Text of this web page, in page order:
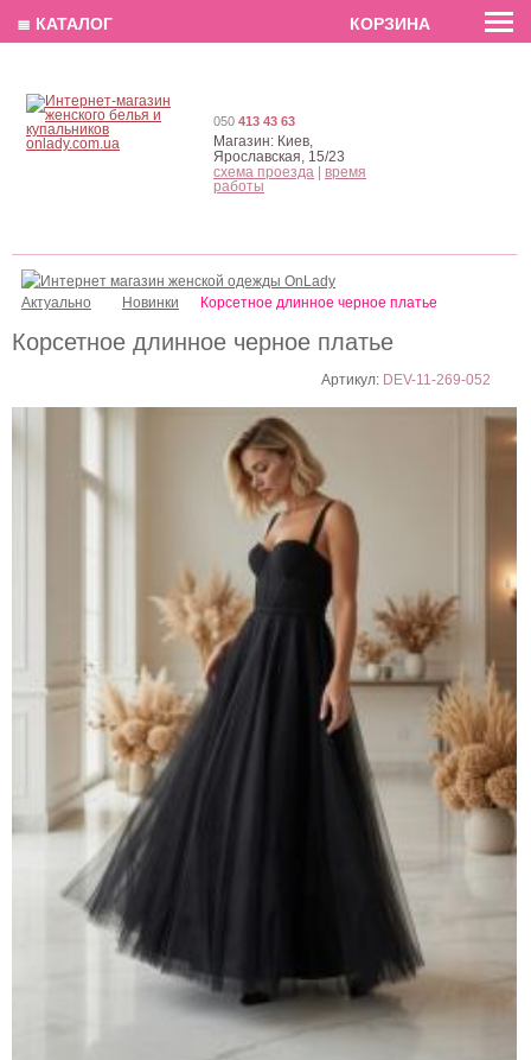
EN РУС
Корсетное длинное черное платье
Артикул: DEV-11-269-052
Актуально Новинки Корсетное длинное черное платье
050 413 43 63
Магазин: Киев,
Ярославская, 15/23
схема проезда
время
работы
≣ КАТАЛОГ КОРЗИНА